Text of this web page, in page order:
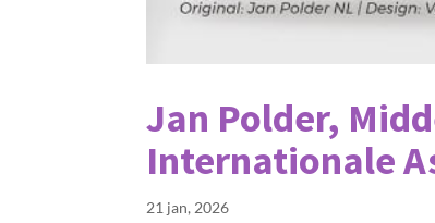
Jan Polder,
Internationale
21 jan, 2026